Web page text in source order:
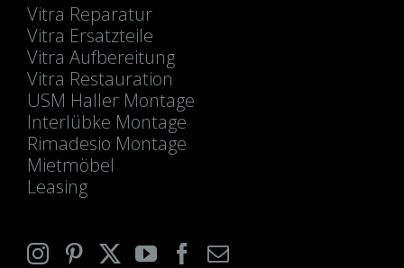
Vitra Reparatur
Vitra Ersatzteile
Vitra Aufbereitung
Vitra Restauration
USM Haller Montage
Interlübke Montage
Rimadesio Montage
Mietmöbel
Leasing